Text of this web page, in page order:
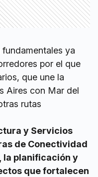
ya
por el que
que une la
Aires con Mar del
rutas
y Servicios
de Conectividad
la planificación y
que fortalecen